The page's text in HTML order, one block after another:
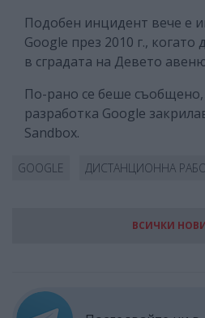
Подобен инцидент вече е
Google през 2010 г.,
в сградата на Девето
По-рано се беше съобщено,
разработка Google
Sandbox.
GOOGLE ДИСТАНЦИОННА
ВСИЧКИ